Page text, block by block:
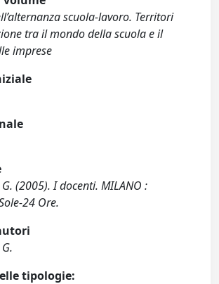
scuola-lavoro. Territori
tra il mondo della scuola e il
imprese
(2005). I docenti. MILANO :
24 Ore.
tipologie: